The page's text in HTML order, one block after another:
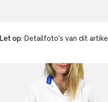
Let op: Detailfoto's van dit